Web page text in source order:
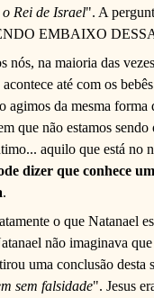
Rei de Israel". A
EMBAIXO
nós, na maioria das
até com os
agimos da mesma
que não estamos
aquilo que está no
dizer que conhece
.
o que Natanael
não imaginava
uma conclusão desta
sem falsidade". Jesus